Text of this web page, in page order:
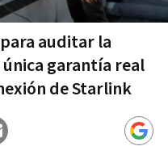
auditar la
garantía real
de Starlink